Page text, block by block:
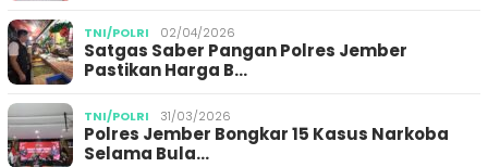
TNI/POLRI 02/04/2026
Satgas Saber Pangan Polres Jember
Pastikan Harga B…
TNI/POLRI 31/03/2026
Polres Jember Bongkar 15 Kasus Narkoba
Selama Bula…